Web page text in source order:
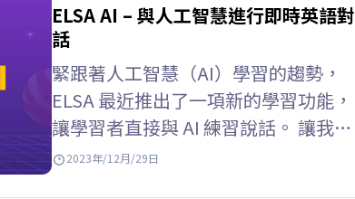
ELSA AI – 與人工智慧進行即時英語對
話
緊跟著人工智慧（AI）學習的趨勢，
ELSA 最近推出了一項新的學習功能，
讓學習者直接與 AI 練習說話。 讓我們
透過下面的文章來詳細了解這些功能
2023年/12月/29日